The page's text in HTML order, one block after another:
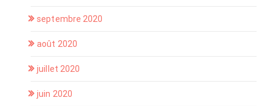
septembre 2020
août 2020
juillet 2020
juin 2020